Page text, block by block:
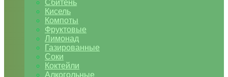
Сбитень
Кисель
Компоты
Фруктовые
Лимонад
Газированные
Соки
Коктейли
Алкогольные